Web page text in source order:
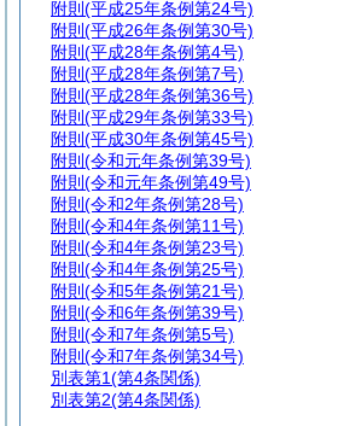
附則 (平成25年条例第24号)
附則 (平成26年条例第30号)
附則 (平成28年条例第4号)
附則 (平成28年条例第7号)
附則 (平成28年条例第36号)
附則 (平成29年条例第33号)
附則 (平成30年条例第45号)
附則 (令和元年条例第39号)
附則 (令和元年条例第49号)
附則 (令和2年条例第28号)
附則 (令和4年条例第11号)
附則 (令和4年条例第23号)
附則 (令和4年条例第25号)
附則 (令和5年条例第21号)
附則 (令和6年条例第39号)
附則 (令和7年条例第5号)
附則 (令和7年条例第34号)
別表第1(第4条関係)
別表第2(第4条関係)